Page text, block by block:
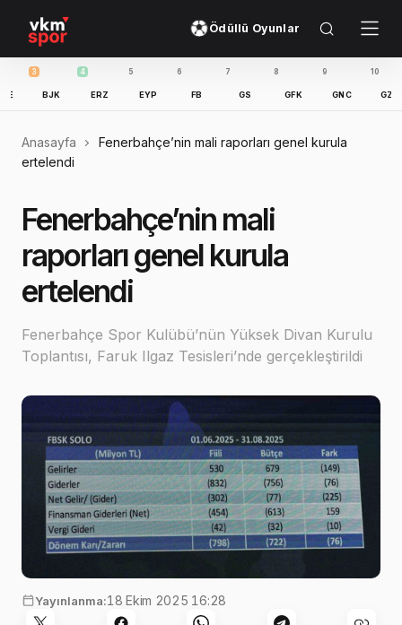
Ödüllü Oyunlar
BJK ERZ EYP FB GFK GNC GZT
Anasayfa
Fenerbahçe’nin mali raporları genel kurula
ertelendi
Fenerbahçe’nin mali
raporları genel kurula
ertelendi
Fenerbahçe Spor Kulübü’nün Yüksek Divan Kurulu
Toplantısı, Faruk Ilgaz Tesisleri’nde gerçekleştirildi
Yayınlanma:18 Ekim 2025 16:28